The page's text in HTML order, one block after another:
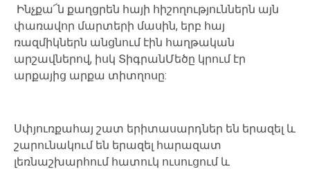
Ինչքա՜ն քաղցրեն հայի հիշողություններն այն
փառավոր մարտերի մասին, երբ հայ
ռազմիկներն անցնում էին հաղթական
արշավներով, իսկ ՏիգրանՄեծը կրում էր
արքայից արքա տիտղոսը:
Սփյուռքահայ շատ երիտասարդներ են երազել և
շարունակում են երազել հարազատ
լեռնաշխարհում հատուկ ուսուցում և